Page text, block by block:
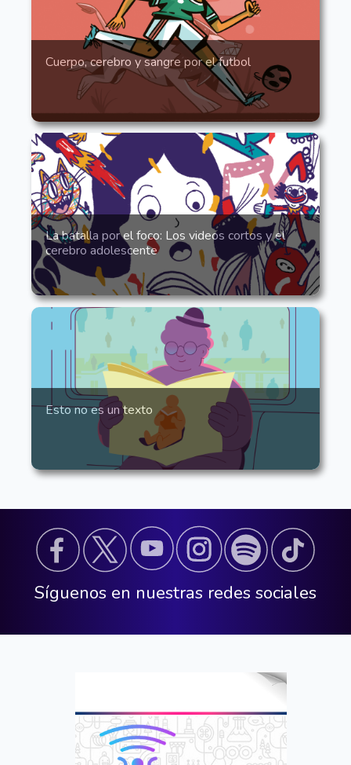
Cuerpo, cerebro y sangre por el futbol
La batalla por el foco: Los videos cortos y el
cerebro adolescente
Esto no es un texto
Síguenos en nuestras redes sociales